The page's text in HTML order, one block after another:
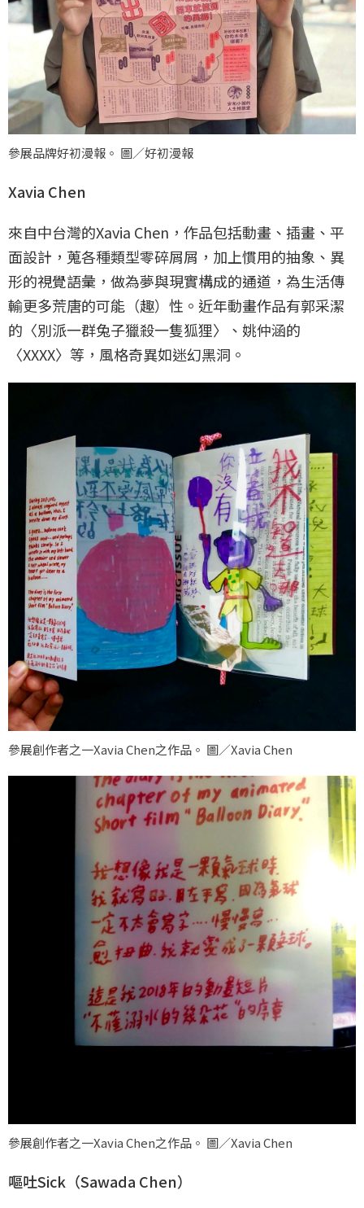
參展品牌好初漫報。 圖／好初漫報
Xavia Chen
來自中台灣的Xavia Chen，作品包括動畫、插畫、平
面設計，蒐各種類型零碎屑屑，加上慣用的抽象、異
形的視覺語彙，做為夢與現實構成的通道，為生活傳
輸更多荒唐的可能（趣）性。近年動畫作品有郭采潔
的〈別派一群兔子獵殺一隻狐狸〉、姚仲涵的
〈XXXX〉等，風格奇異如迷幻黑洞。
參展創作者之一Xavia Chen之作品。 圖／Xavia Chen
參展創作者之一Xavia Chen之作品。 圖／Xavia Chen
嘔吐Sick（Sawada Chen）